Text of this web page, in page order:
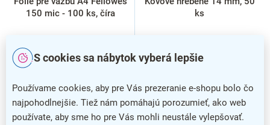
S cookies sa nábytok vyberá lepšie
Používame cookies, aby pre Vás prezeranie e-shopu bolo čo
najpohodlnejšie. Tiež nám pomáhajú porozumieť, ako web
používate, aby sme ho pre Vás mohli neustále vylepšovať.
150 mic - 100 ks, číra
ks